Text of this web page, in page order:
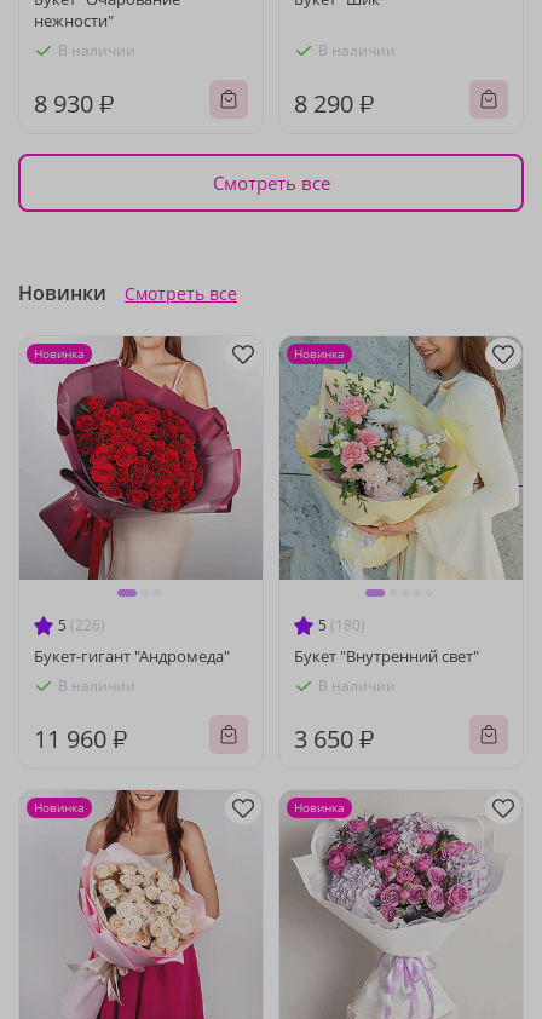
нежности"
В наличии
8 930 ₽
В наличии
8 290 ₽
Смотреть все
Новинки Смотреть все
5 (226)
Букет-гигант "Андромеда"
В наличии
11 960 ₽
Новинка
5 (180)
Букет "Внутренний свет"
В наличии
3 650 ₽
Новинка
Новинка Новинка